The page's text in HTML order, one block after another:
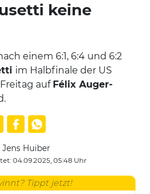
keine
einem 6:1, 6:4 und 6:2
im Halbfinale der US
auf Félix Auger-
Jens Huiber
04.09.2025, 05:48 Uhr
Tippt jetzt!